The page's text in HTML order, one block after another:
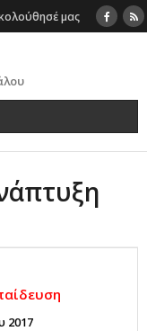
μας
2017